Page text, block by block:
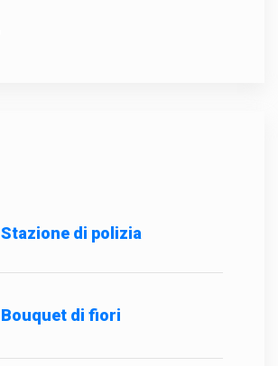
Stazione di polizia
Bouquet di fiori